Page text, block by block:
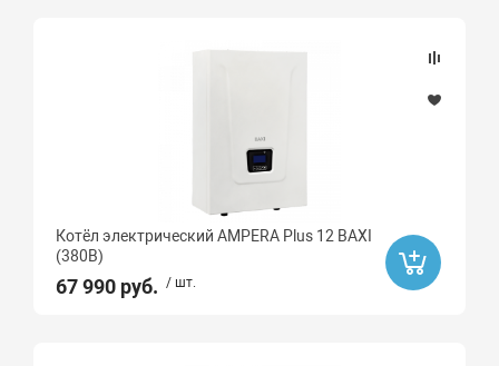
Котёл электрический AMPERA Plus 12 BAXI
(380В)
67 990 руб. / шт.